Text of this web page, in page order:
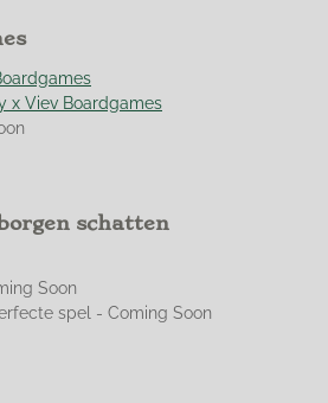
x Viev Boardgames
schatten
Soon
spel - Coming Soon